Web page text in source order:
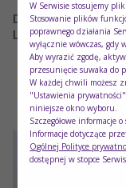
Dowiedz się,
Lophlex LQ:
Preparat z
Produkt
W Serwisie stosujemy
Stosowanie plików
poprawnego działania
wyłącznie wówczas, gdy
Aby wyrazić zgodę,
przesunięcie suwaka do
W każdej chwili możesz
"Ustawienia
niniejsze okno wyboru.
Szczegółowe informacje
Informacje dotyczące
Ogólnej Polityce
dostępnej w stopce